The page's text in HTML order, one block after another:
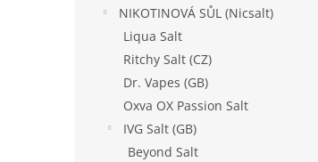
NIKOTINOVÁ SŮL (Nicsalt)
Liqua Salt
Ritchy Salt (CZ)
Dr. Vapes (GB)
Oxva OX Passion Salt
IVG Salt (GB)
Beyond Salt